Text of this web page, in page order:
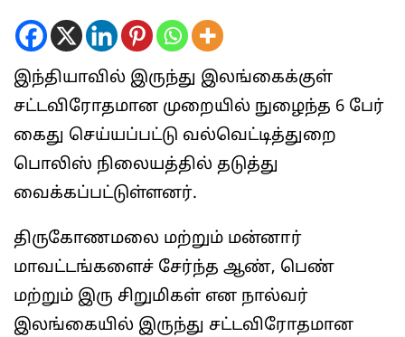
இந்தியாவில் இருந்து இலங்கைக்குள்
சட்டவிரோதமான முறையில் நுழைந்த 6 பேர்
கைது செய்யப்பட்டு வல்வெட்டித்துறை
பொலிஸ் நிலையத்தில் தடுத்து
வைக்கப்பட்டுள்ளனர்.
திருகோணமலை மற்றும் மன்னார்
மாவட்டங்களைச் சேர்ந்த ஆண், பெண்
மற்றும் இரு சிறுமிகள் என நால்வர்
இலங்கையில் இருந்து சட்டவிரோதமான